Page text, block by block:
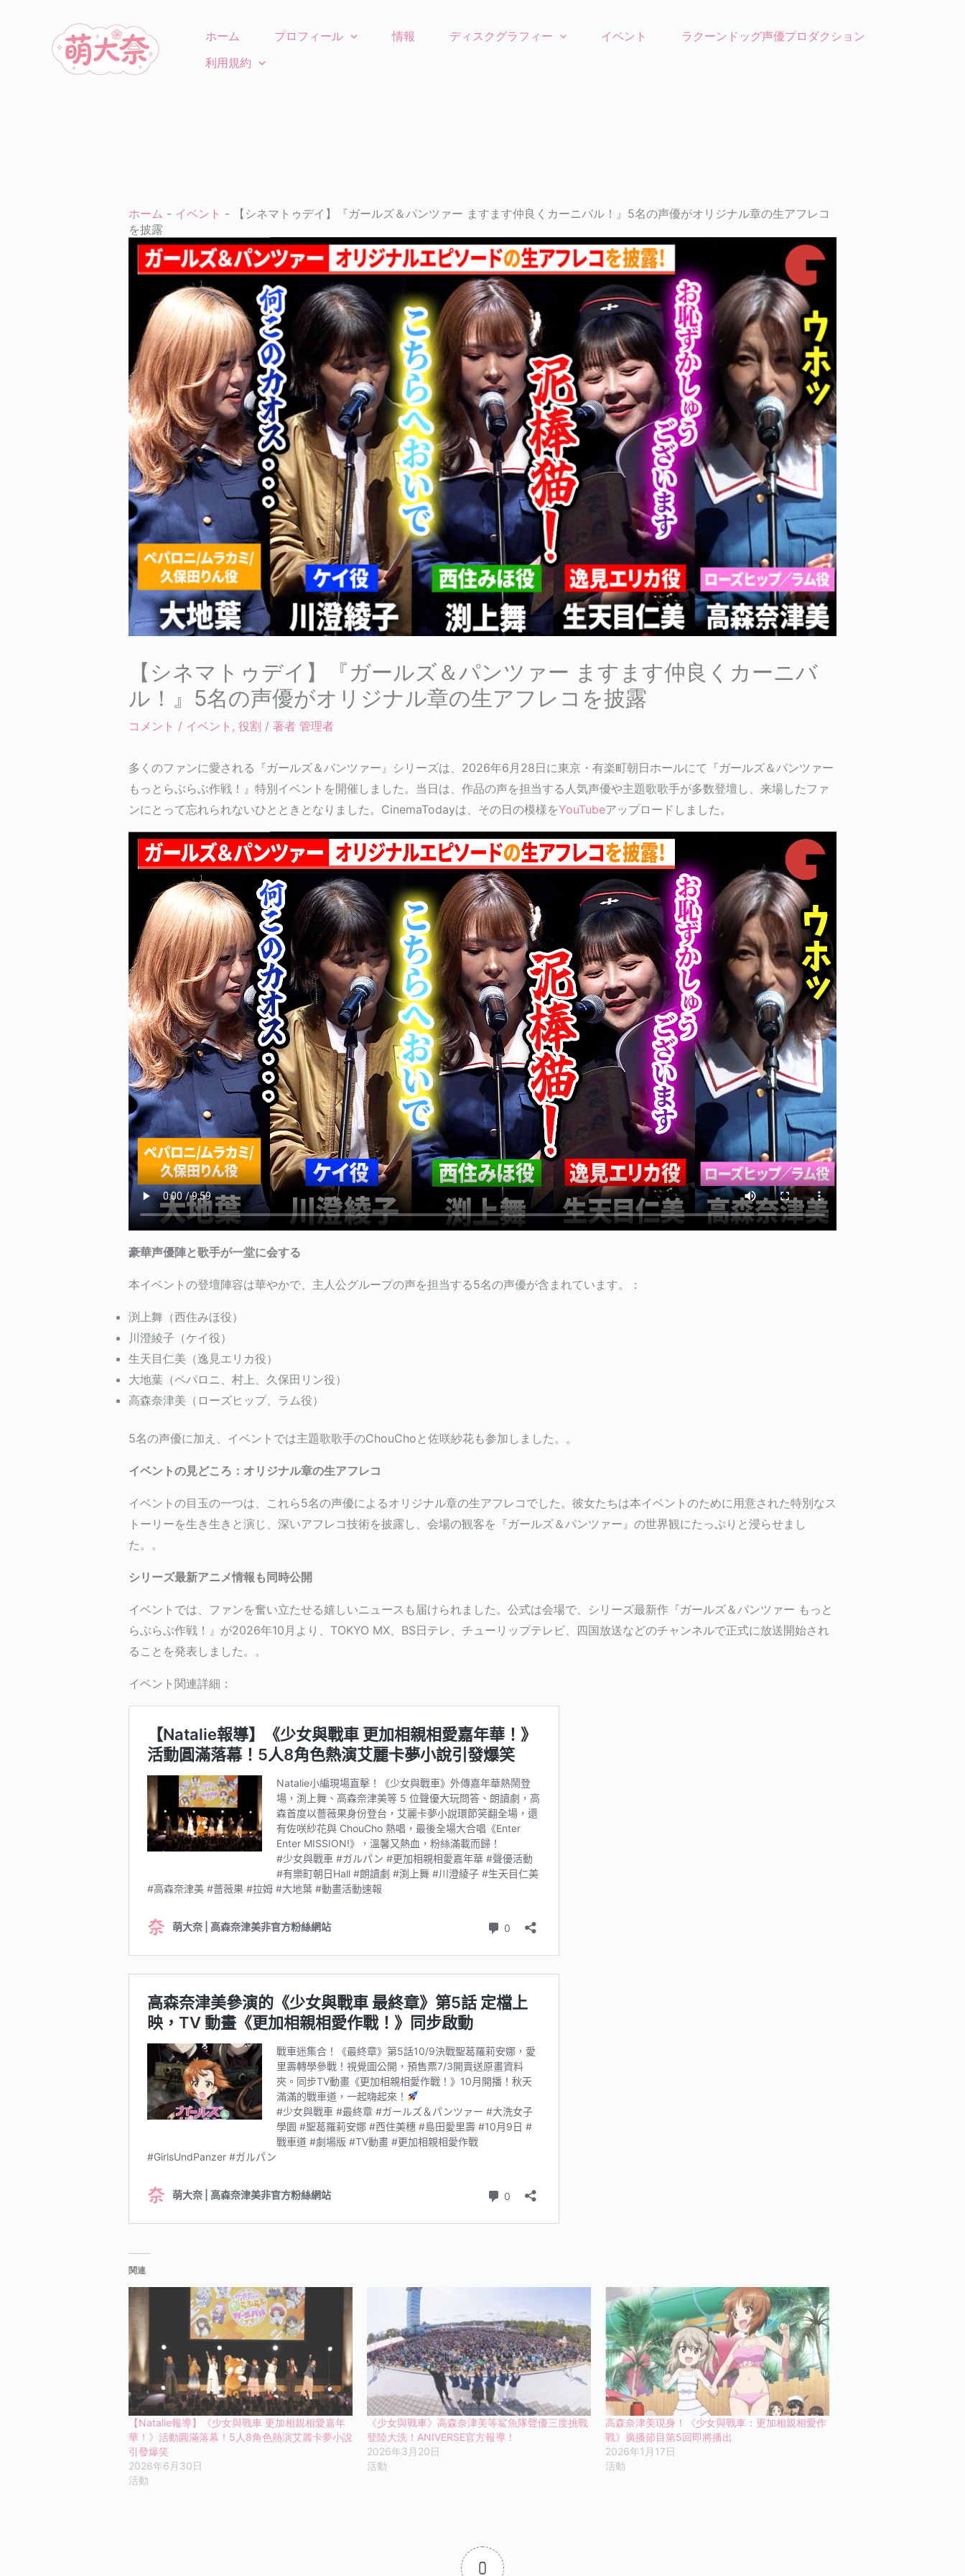
ホーム プロフィール 情報 ディスクグラフィー イベント
ラクーンドッグ声優プロダクション
利用規約
ホーム - イベント -
【シネマトゥデイ】『ガールズ＆パンツァー ますます仲良くカーニバル！』5名の声優がオリジナル章の生アフレコ
を披露
【シネマトゥデイ】『ガールズ＆パンツァー ますます仲良くカーニバ
ル！』5名の声優がオリジナル章の生アフレコを披露
コメント / イベント , 役割 / 著者 管理者
多くのファンに愛される『ガールズ＆パンツァー』シリーズは、2026年6月28日に東京・有楽町朝日ホールにて『ガールズ＆パンツァー
もっとらぶらぶ作戦！』特別イベントを開催しました。 当日は、作品の声を担当する人気声優や主題歌歌手が多数登壇し、来場したファ
ンにとって忘れられないひとときとなりました。CinemaTodayは、その日の模様をYouTubeアップロードしました。
豪華声優陣と歌手が一堂に会する
本イベントの登壇陣容は華やかで、主人公グループの声を担当する5名の声優が含まれています。 ：
渕上舞（西住みほ役）
川澄綾子（ケイ役）
生天目仁美（逸見エリカ役）
大地葉（ペパロニ、村上、久保田リン役）
高森奈津美（ローズヒップ、ラム役）
5名の声優に加え、イベントでは主題歌歌手のChouChoと佐咲紗花も参加しました。 。
イベントの見どころ：オリジナル章の生アフレコ
イベントの目玉の一つは、これら5名の声優によるオリジナル章の生アフレコでした。彼女たちは本イベントのために用意された特別なス
トーリーを生き生きと演じ、深いアフレコ技術を披露し、会場の観客を『ガールズ＆パンツァー』の世界観にたっぷりと浸らせまし
た。 。
シリーズ最新アニメ情報も同時公開
イベントでは、ファンを奮い立たせる嬉しいニュースも届けられました。公式は会場で、シリーズ最新作『ガールズ＆パンツァー もっと
らぶらぶ作戦！』が2026年10月より、TOKYO MX、BS日テレ、チューリップテレビ、四国放送などのチャンネルで正式に放送開始され
ることを発表しました。 。
イベント関連詳細：
関連
【Natalie報導】《少女與戰車 更加相親相愛嘉年
華！》活動圓滿落幕！5人8角色熱演艾麗卡夢小說
引發爆笑
2026年6月30日
活動
《少女與戰車》高森奈津美等鯊魚隊聲優三度挑戰
登陸大洗！ANIVERSE官方報導！
2026年3月20日
活動
高森奈津美現身！《少女與戰車：更加相親相愛作
戰》廣播節目第5回即將播出
2026年1月17日
活動
0